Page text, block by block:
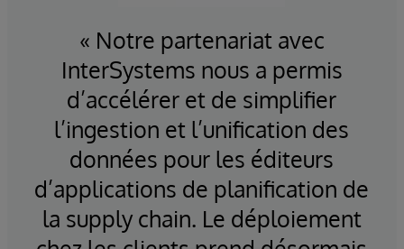
« Notre partenariat avec
InterSystems nous a permis
d’accélérer et de simplifier
l’ingestion et l’unification des
données pour les éditeurs
d’applications de planification de
la supply chain. Le déploiement